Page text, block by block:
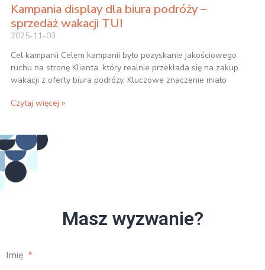
Kampania display dla biura podróży –
sprzedaż wakacji TUI
2025-11-03
Cel kampanii Celem kampanii było pozyskanie jakościowego
ruchu na stronę Klienta, który realnie przekłada się na zakup
wakacji z oferty biura podróży. Kluczowe znaczenie miało
Czytaj więcej »
Masz wyzwanie?
Imię